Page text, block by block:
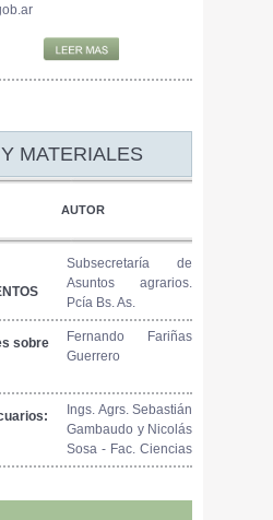
MATERIALES
AUTOR
Subsecretaría de
Asuntos agrarios.
Pcía Bs. As.
sobre
Fernando Fariñas
Guerrero
Ings. Agrs. Sebastián
Gambaudo y Nicolás
Sosa - Fac. Ciencias
Agrarias ? U.N. del